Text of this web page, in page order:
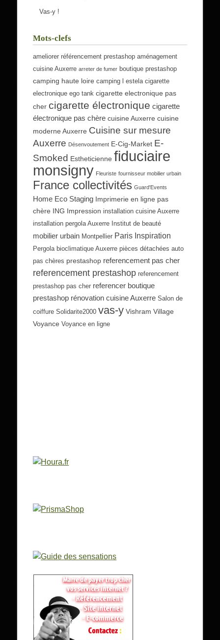
Vas-y !
Mots-clefs
ameliorer référencement prestashop aménagement
cuisine Auxerre arreter de fumer boutique prestashop
camping haute loire camping l estela cigarette
electronique ego tank cigarette electronique pas
cher cigarette électronique cigarette
électronique pas chère cuisine Auxerre cuisine
moderne Auxerre Cuisine sur mesure
Auxerre Désenvoutement E-Cig-Market E-
Smoked Estheticienne fiduciaire
monsigny Fleuriste fournisseur mobilier urbain
France collectivités Guard'Events
Home Eco Staging Imprimerie en ligne pas
chère ING Impression installation cuisine Auxerre
installation pergola Auxerre
Institut de beauté
mobilier urbain Montpellier Paris Inspiration
Pergola bioclimatique Auxerre pièces détachées auto
pas chères prestashop referencement pas cher
referencement prestashop referencement
prestashop pas cher referencer boutique
prestashop rénovation cuisine Auxerre Salon de
coiffure Solidarite2000 vas-y Vishram Village
Voyance Voyance en ligne